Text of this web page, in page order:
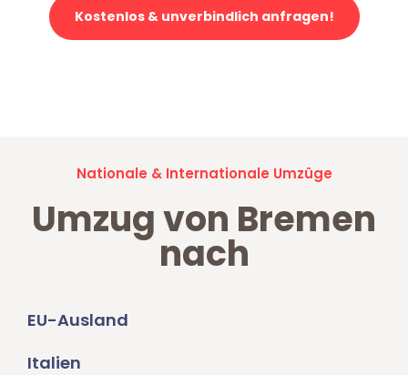
Kostenlos & unverbindlich anfragen!
Nationale & Internationale Umzüge
Umzug von Bremen
nach
EU-Ausland
Italien